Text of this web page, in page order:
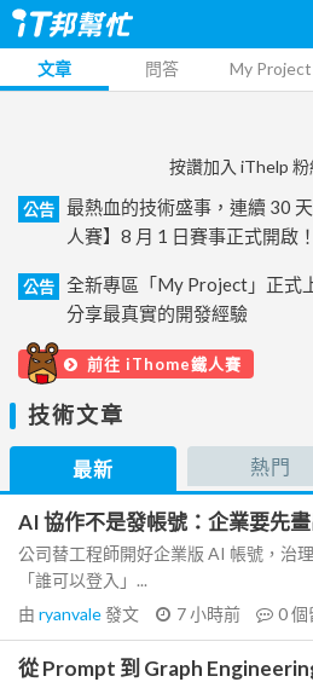
文章 問答 My Project
按讚加入 iThelp
公告
最熱血的技術盛事，連續 30
人賽】8 月 1 日賽事正式開啟！
公告
全新專區「My Project」正式
分享最真實的開發經驗
前往 iThome鐵人賽
技術文章
最新 熱門
AI 協作不是發帳號：企業要先
公司替工程師開好企業版 AI 帳號，治
「誰可以登入」...
由 ryanvale發文 7 小時前 0個
從 Prompt 到 Graph